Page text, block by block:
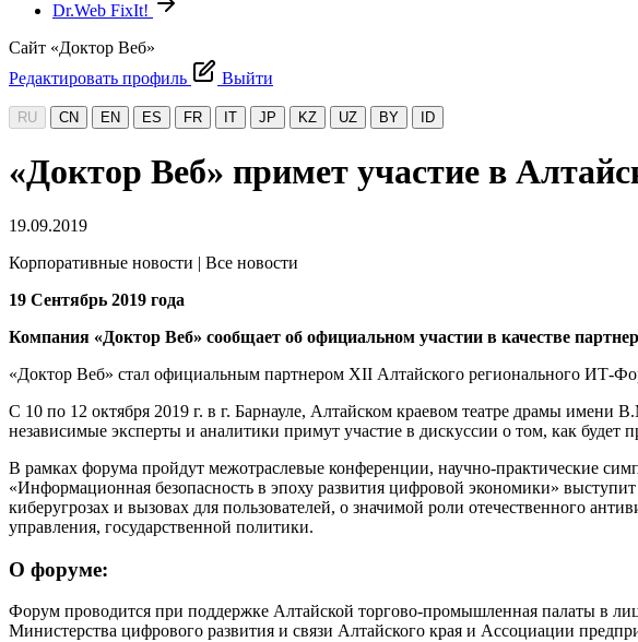
Dr.Web FixIt!
Сайт «Доктор Веб»
Редактировать профиль
Выйти
RU CN EN ES FR IT JP KZ UZ BY ID
«Доктор Веб» примет участие в
19.09.2019
Корпоративные новости | Все новости
19 Сентябрь 2019 года
Компания «Доктор Веб» сообщает об официальном участии в качестве
«Доктор Веб» стал официальным партнером XII Алтайского регионального ИТ-
С 10 по 12 октября 2019 г. в г. Барнауле, Алтайском краевом театре драмы
независимые эксперты и аналитики примут участие в дискуссии о том, как
В рамках форума пройдут межотраслевые конференции, научно-практические
«Информационная безопасность в эпоху развития цифровой экономики»
киберугрозах и вызовах для пользователей, о значимой роли отечественного
управления, государственной политики.
О форуме:
Форум проводится при поддержке Алтайской торгово-промышленная палаты в
Министерства цифрового развития и связи Алтайского края и Ассоциации